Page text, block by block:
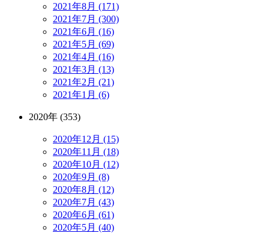
2021年8月 (171)
2021年7月 (300)
2021年6月 (16)
2021年5月 (69)
2021年4月 (16)
2021年3月 (13)
2021年2月 (21)
2021年1月 (6)
2020年 (353)
2020年12月 (15)
2020年11月 (18)
2020年10月 (12)
2020年9月 (8)
2020年8月 (12)
2020年7月 (43)
2020年6月 (61)
2020年5月 (40)